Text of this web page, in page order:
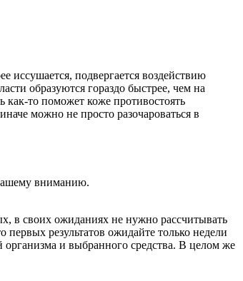
иссушается, подвергается воздействию
образуются гораздо быстрее, чем на
как-то поможет коже противостоять
можно не просто разочароваться в
вниманию.
в своих ожиданиях не нужно рассчитывать
результатов ожидайте только недели
организма и выбранного средства. В целом же